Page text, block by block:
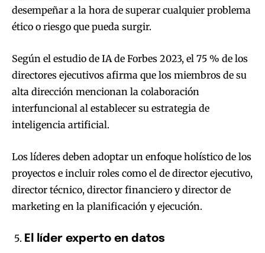
desempeñar a la hora de superar cualquier problema
ético o riesgo que pueda surgir.
Según el estudio de IA de Forbes 2023, el 75 % de los
directores ejecutivos afirma que los miembros de su
alta dirección mencionan la colaboración
interfuncional al establecer su estrategia de
inteligencia artificial.
Los líderes deben adoptar un enfoque holístico de los
proyectos e incluir roles como el de director ejecutivo,
director técnico, director financiero y director de
marketing en la planificación y ejecución.
El líder experto en datos